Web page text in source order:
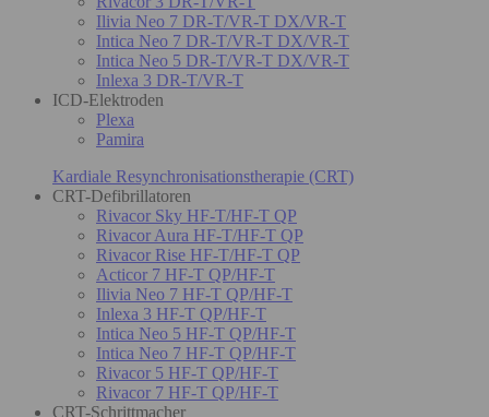
Ilivia Neo 7 DR-T/VR-T DX/VR-T
Intica Neo 7 DR-T/VR-T DX/VR-T
Intica Neo 5 DR-T/VR-T DX/VR-T
Inlexa 3 DR-T/VR-T
ICD-Elektroden
Plexa
Pamira
Kardiale Resynchronisationstherapie (CRT)
CRT-Defibrillatoren
Rivacor Sky HF-T/HF-T QP
Rivacor Aura HF-T/HF-T QP
Rivacor Rise HF-T/HF-T QP
Acticor 7 HF-T QP/HF-T
Ilivia Neo 7 HF-T QP/HF-T
Inlexa 3 HF-T QP/HF-T
Intica Neo 5 HF-T QP/HF-T
Intica Neo 7 HF-T QP/HF-T
Rivacor 5 HF-T QP/HF-T
Rivacor 7 HF-T QP/HF-T
CRT-Schrittmacher